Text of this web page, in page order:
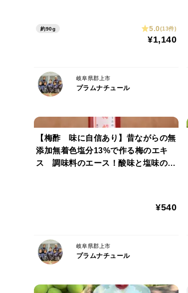
約90g 5.0(13件)
¥1,140
岐阜県郡上市
プラムナチュール
【梅酢 味に自信あり】昔ながらの無
添加無着色塩分13%で作る梅のエキ
ス 調味料のエース！酸味と塩味の効
¥540
岐阜県郡上市
プラムナチュール